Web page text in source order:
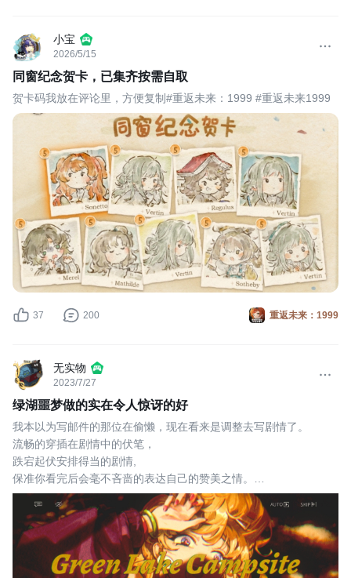
小宝
2026/5/15
同窗纪念贺卡，已集齐按需自取
贺卡码我放在评论里，方便复制#重返未来：1999 #重返未来1999
重返未来：1999
37 200
无实物
2023/7/27
绿湖噩梦做的实在令人惊讶的好
我本以为写邮件的那位在偷懒，现在看来是调整去写剧情了。
流畅的穿插在剧情中的伏笔，
跌宕起伏安排得当的剧情,
保准你看完后会毫不吝啬的表达自己的赞美之情。
数条线的剧情和谐的点缀穿插在一起，两条明线，思辰和金蜜儿一
行人，数条暗线，首先是笔记中的三条恐怖故事，金蜜儿和安妮的
感情……
故事开始，一群年轻人进入森林，一些生硬的介绍，老式恐怖片的
开头，金发女，棒球男，学科男，棒球男的跟班，以及善良的小镇